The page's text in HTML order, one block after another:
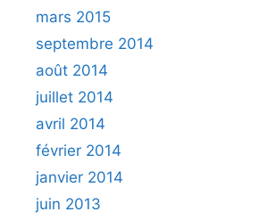
mars 2015
septembre 2014
août 2014
juillet 2014
avril 2014
février 2014
janvier 2014
juin 2013